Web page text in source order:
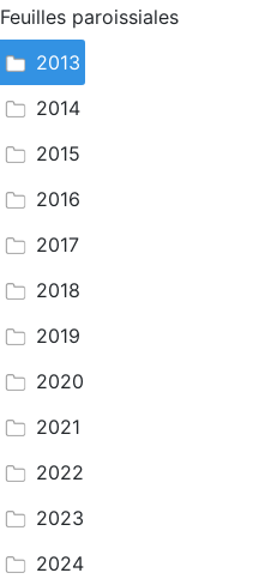
Feuilles paroissiales
2013
2014
2015
2016
2017
2018
2019
2020
2021
2022
2023
2024